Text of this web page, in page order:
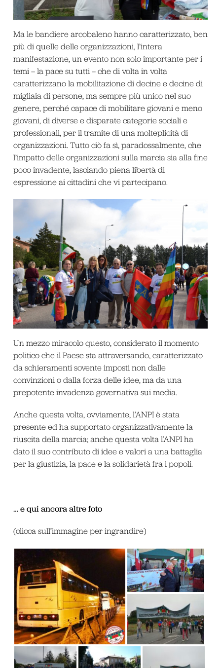
Ma le bandiere arcobaleno hanno caratterizzato, ben
più di quelle delle organizzazioni, l’intera
manifestazione, un evento non solo importante per i
temi – la pace su tutti – che di volta in volta
caratterizzano la mobilitazione di decine e decine di
migliaia di persone, ma sempre più unico nel suo
genere, perché capace di mobilitare giovani e meno
giovani, di diverse e disparate categorie sociali e
professionali, per il tramite di una molteplicità di
organizzazioni. Tutto ciò fa sì, paradossalmente, che
l’impatto delle organizzazioni sulla marcia sia alla fine
poco invadente, lasciando piena libertà di
espressione ai cittadini che vi partecipano.
Un mezzo miracolo questo, considerato il momento
politico che il Paese sta attraversando, caratterizzato
da schieramenti sovente imposti non dalle
convinzioni o dalla forza delle idee, ma da una
prepotente invadenza governativa sui media.
Anche questa volta, ovviamente, l’ANPI è stata
presente ed ha supportato organizzativamente la
riuscita della marcia; anche questa volta l’ANPI ha
dato il suo contributo di idee e valori a una battaglia
per la giustizia, la pace e la solidarietà fra i popoli.
… e qui ancora altre foto
(clicca sull’immagine per ingrandire)